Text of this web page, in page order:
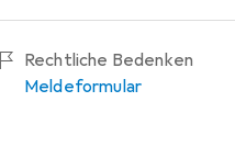
Rechtliche Bedenken
Meldeformular